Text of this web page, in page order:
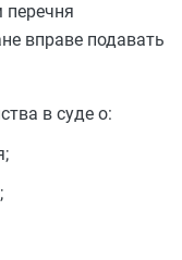
перечня
вправе подавать
в суде о: